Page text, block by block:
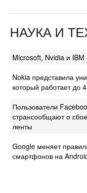
НАУКА И
Microsoft, Nvidia и
Nokia представила
который работает до
Пользователи
странсообщают о
ленты
Google меняет
смартфонов на